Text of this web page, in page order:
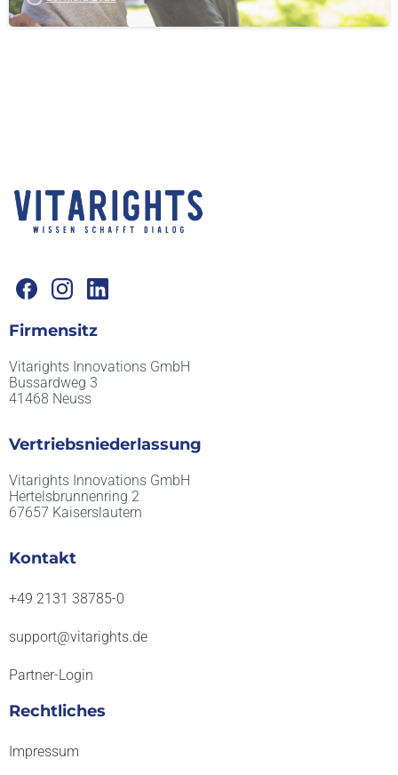
Firmensitz
Vitarights Innovations GmbH
Bussardweg 3
41468 Neuss
Vertriebsniederlassung
Vitarights Innovations GmbH
Hertelsbrunnenring 2
67657 Kaiserslautern
Kontakt
+49 2131 38785-0
support@vitarights.de
Partner-Login
Rechtliches
Impressum